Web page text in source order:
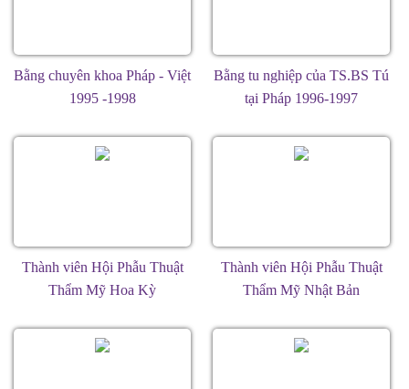
Bằng chuyên khoa Pháp - Việt
1995 -1998
Bằng tu nghiệp của TS.BS Tú
tại Pháp 1996-1997
Thành viên Hội Phẫu Thuật
Thẩm Mỹ Hoa Kỳ
Thành viên Hội Phẫu Thuật
Thẩm Mỹ Nhật Bản